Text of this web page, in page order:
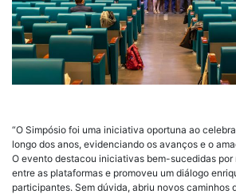
“O Simpósio foi uma iniciativa oportuna ao
longo dos anos, evidenciando os avanços e o
O evento destacou iniciativas bem-sucedidas por
entre as plataformas e promoveu um diálogo
participantes. Sem dúvida, abriu novos caminhos